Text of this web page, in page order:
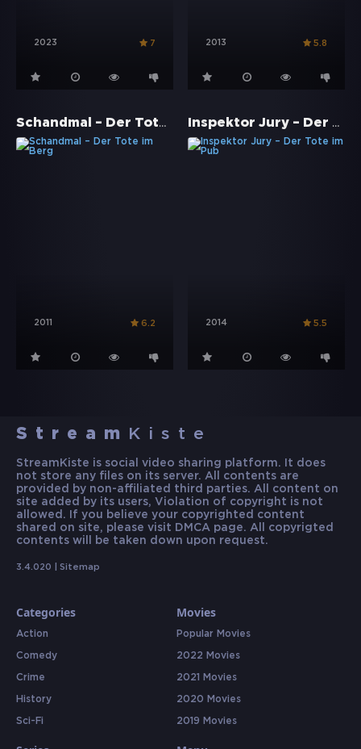
2023 7 2013 5.8
Schandmal – Der Tote im Berg
2011 6.2
Inspektor Jury – Der Tote im Pub
2014 5.5
Stream Kiste
StreamKiste is social video sharing platform. It does
not store any files on its server. All contents are
provided by non-affiliated third parties. All content on
site added by its users, Violation of copyright is not
allowed. If you believe your copyrighted content
shared on site, please visit DMCA page. All copyrigted
contents will be taken down upon request.
3.4.020 | Sitemap
Categories
Action
Comedy
Crime
History
Sci-Fi
Movies
Popular Movies
2022 Movies
2021 Movies
2020 Movies
2019 Movies